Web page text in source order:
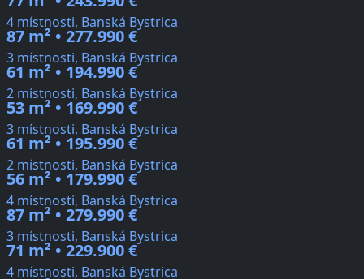
4 místnosti, Banská Bystrica
87 m² • 277.990 €
3 místnosti, Banská Bystrica
61 m² • 194.990 €
2 místnosti, Banská Bystrica
53 m² • 169.990 €
3 místnosti, Banská Bystrica
61 m² • 195.990 €
2 místnosti, Banská Bystrica
56 m² • 179.990 €
4 místnosti, Banská Bystrica
87 m² • 279.990 €
3 místnosti, Banská Bystrica
71 m² • 229.900 €
4 místnosti, Banská Bystrica